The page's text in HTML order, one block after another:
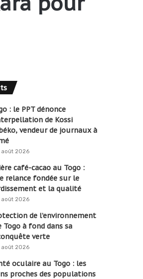
: le PPT dénonce
de Kossi
vendeur de journaux à
août 2026
café-cacao au Togo :
relance fondée sur le
et la qualité
août 2026
de l’environnement
Togo à fond dans sa
verte
août 2026
oculaire au Togo : les
proches des populations